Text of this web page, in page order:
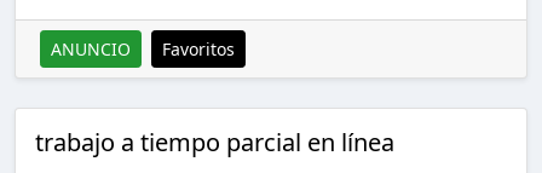
ANUNCIO Favoritos
trabajo a tiempo parcial en línea